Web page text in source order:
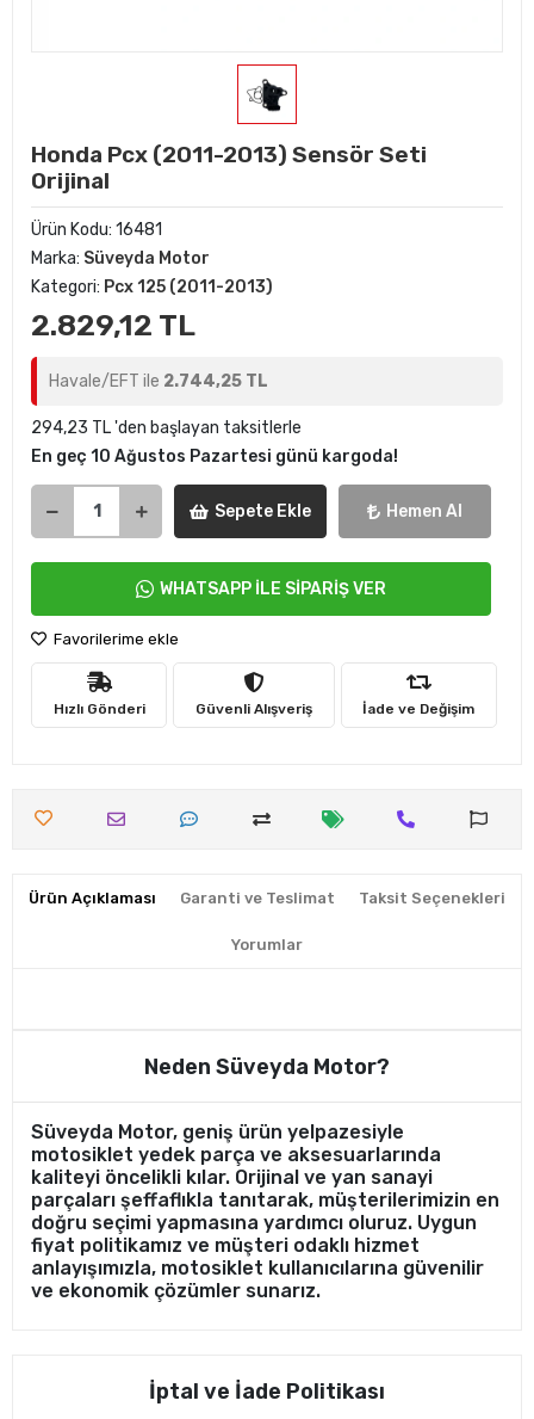
Honda Pcx (2011-2013) Sensör Seti
Orijinal
Ürün Kodu: 16481
Marka: Süveyda Motor
Kategori: Pcx 125 (2011-2013)
2.829,12 TL
Havale/EFT ile 2.744,25 TL
294,23 TL 'den başlayan taksitlerle
En geç 10 Ağustos Pazartesi günü kargoda!
Sepete Ekle Hemen Al
WHATSAPP İLE SİPARİŞ VER
Favorilerime ekle
Hızlı Gönderi Güvenli Alışveriş İade ve Değişim
Ürün Açıklaması Garanti ve Teslimat Taksit Seçenekleri
Yorumlar
Neden Süveyda Motor?
Süveyda Motor, geniş ürün yelpazesiyle
motosiklet yedek parça ve aksesuarlarında
kaliteyi öncelikli kılar. Orijinal ve yan sanayi
parçaları şeffaflıkla tanıtarak, müşterilerimizin en
doğru seçimi yapmasına yardımcı oluruz. Uygun
fiyat politikamız ve müşteri odaklı hizmet
anlayışımızla, motosiklet kullanıcılarına güvenilir
ve ekonomik çözümler sunarız.
İptal ve İade Politikası